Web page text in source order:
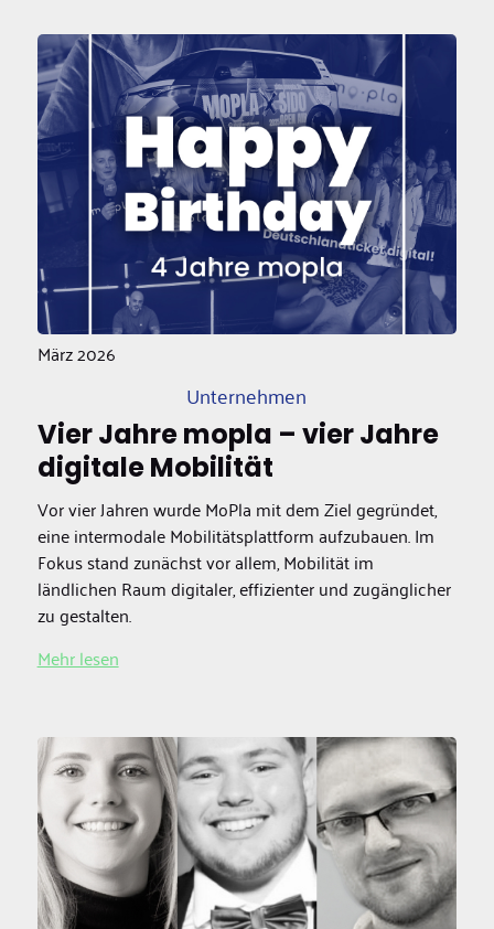
März 2026
Unternehmen
Vier Jahre mopla – vier Jahre
digitale Mobilität
Vor vier Jahren wurde MoPla mit dem Ziel gegründet,
eine intermodale Mobilitätsplattform aufzubauen. Im
Fokus stand zunächst vor allem, Mobilität im
ländlichen Raum digitaler, effizienter und zugänglicher
zu gestalten.
Mehr lesen